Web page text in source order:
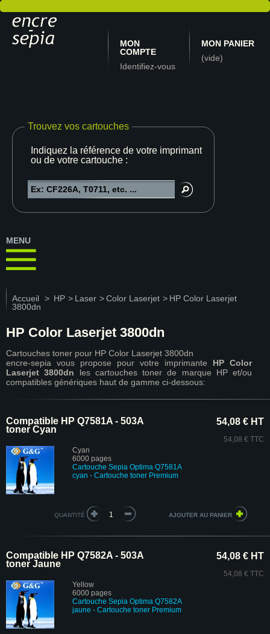
MON
COMPTE
Identifiez-vous
MON PANIER
(vide)
Trouvez vos cartouches
Indiquez la référence de votre imprimante
ou de votre cartouche :
MENU
Accueil > HP > Laser >Color Laserjet > HP Color Laserjet
3800dn
HP Color Laserjet 3800dn
Cartouches toner pour HP Color Laserjet 3800dn
encre-sepia vous propose pour votre imprimante HP Color
Laserjet 3800dn les cartouches toner de marque HP et/ou
compatibles génériques haut de gamme ci-dessous:
Compatible HP Q7581A - 503A
toner Cyan
Cyan
6000 pages
Cartouche Sepia Optima Q7581A
cyan - Cartouche toner Premium
54,08 € HT
54,08 € TTC
QUANTITÉ
Compatible HP Q7582A - 503A
toner Jaune
Yellow
6000 pages
Cartouche Sepia Optima Q7582A
jaune - Cartouche toner Premium
54,08 € HT
54,08 € TTC